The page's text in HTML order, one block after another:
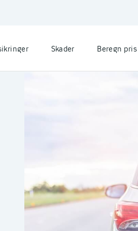
Skader Beregn pris